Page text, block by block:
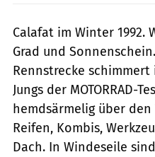
Calafat im Winter 1992.
Grad und
Rennstrecke
Jungs der MOTORRAD-
hemdsärmelig über
Reifen, Kombis,
Dach. In Windeseile